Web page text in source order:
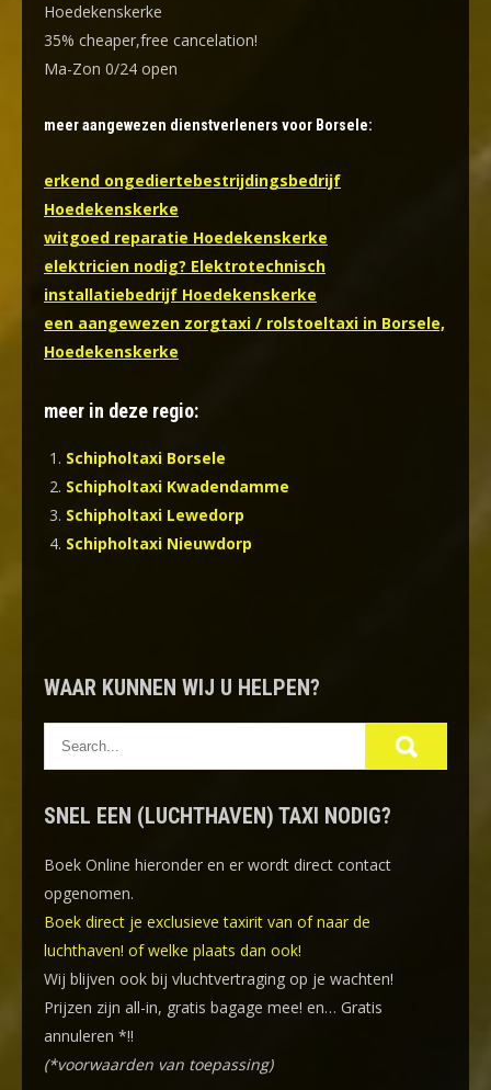
Hoedekenskerke
35% cheaper,free cancelation!
Ma-Zon 0/24 open
meer aangewezen dienstverleners voor Borsele:
erkend ongediertebestrijdingsbedrijf
Hoedekenskerke
witgoed reparatie Hoedekenskerke
elektricien nodig? Elektrotechnisch
installatiebedrijf Hoedekenskerke
een aangewezen zorgtaxi / rolstoeltaxi in Borsele,
Hoedekenskerke
meer in deze regio:
Schipholtaxi Borsele
Schipholtaxi Kwadendamme
Schipholtaxi Lewedorp
Schipholtaxi Nieuwdorp
WAAR KUNNEN WIJ U HELPEN?
SNEL EEN (LUCHTHAVEN) TAXI NODIG?
Boek Online hieronder en er wordt direct contact
opgenomen.
Boek direct je exclusieve taxirit van of naar de
luchthaven! of welke plaats dan ook!
Wij blijven ook bij vluchtvertraging op je wachten!
Prijzen zijn all-in, gratis bagage mee! en… Gratis
annuleren *!!
(*voorwaarden van toepassing)